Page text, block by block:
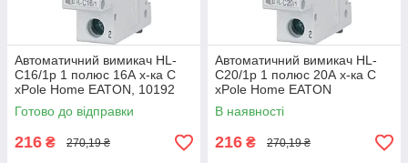
Автоматичний вимикач HL-
C16/1р 1 полюс 16А х-ка С
xPole Home EATON, 10192
Готово до відправки
216 ₴ 270,19 ₴
Автоматичний вимикач HL-
С20/1р 1 полюс 20А х-ка С
xPole Home EATON
В наявності
216 ₴ 270,19 ₴